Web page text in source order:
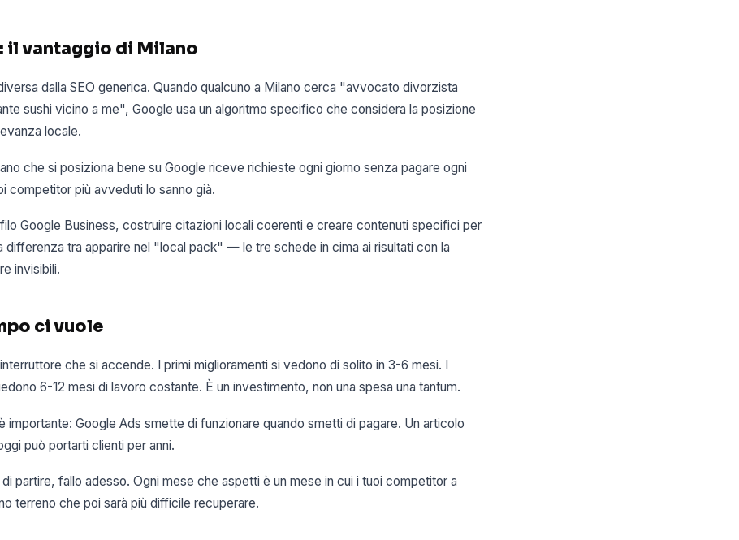
il vantaggio di Milano
dalla SEO generica. Quando qualcuno a Milano cerca "avvocato divorzista
sushi vicino a me", Google usa un algoritmo specifico che considera la posizione
locale.
che si posiziona bene su Google riceve richieste ogni giorno senza pagare ogni
competitor più avveduti lo sanno già.
Google Business, costruire citazioni locali coerenti e creare contenuti specifici per
differenza tra apparire nel "local pack" — le tre schede in cima ai risultati con la
invisibili.
ci vuole
che si accende. I primi miglioramenti si vedono di solito in 3-6 mesi. I
6-12 mesi di lavoro costante. È un investimento, non una spesa una tantum.
importante: Google Ads smette di funzionare quando smetti di pagare. Un articolo
può portarti clienti per anni.
partire, fallo adesso. Ogni mese che aspetti è un mese in cui i tuoi competitor a
terreno che poi sarà più difficile recuperare.